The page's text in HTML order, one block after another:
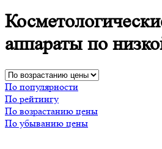
аппараты по
По популярности
По рейтингу
По возрастанию цены
По убыванию цены